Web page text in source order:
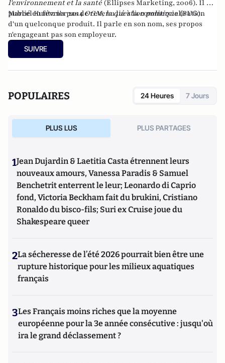
l'environnement et la santé (Ellipses Marketing, 2006). Il a
publié en février 2014OGM, la question politique(PUG).
Marcel Kuntz n'a pas de revenu lié à la commercialisation
d'un quelconque produit. Il parle en son nom, ses propos
n'engageant pas son employeur.
SUIVRE
POPULAIRES 24 Heures 7 Jours
PLUS LUS PLUS PARTAGES
1Jean Dujardin & Laetitia Casta étrennent leurs
nouveaux amours, Vanessa Paradis & Samuel
Benchetrit enterrent le leur; Leonardo di Caprio
fond, Victoria Beckham fait du brukini, Cristiano
Ronaldo du bisco-fils; Suri ex Cruise joue du
Shakespeare queer
2La sécheresse de l’été 2026 pourrait bien être une
rupture historique pour les milieux aquatiques
français
3Les Français moins riches que la moyenne
européenne pour la 3e année consécutive : jusqu'où
ira le grand déclassement ?